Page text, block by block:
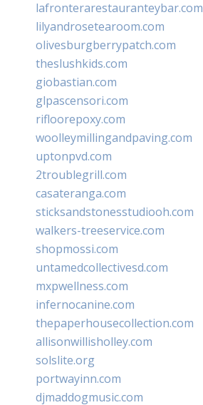
lafronterarestauranteybar.com
lilyandrosetearoom.com
olivesburgberrypatch.com
theslushkids.com
giobastian.com
glpascensori.com
rifloorepoxy.com
woolleymillingandpaving.com
uptonpvd.com
2troublegrill.com
casateranga.com
sticksandstonesstudiooh.com
walkers-treeservice.com
shopmossi.com
untamedcollectivesd.com
mxpwellness.com
infernocanine.com
thepaperhousecollection.com
allisonwillisholley.com
solslite.org
portwayinn.com
djmaddogmusic.com